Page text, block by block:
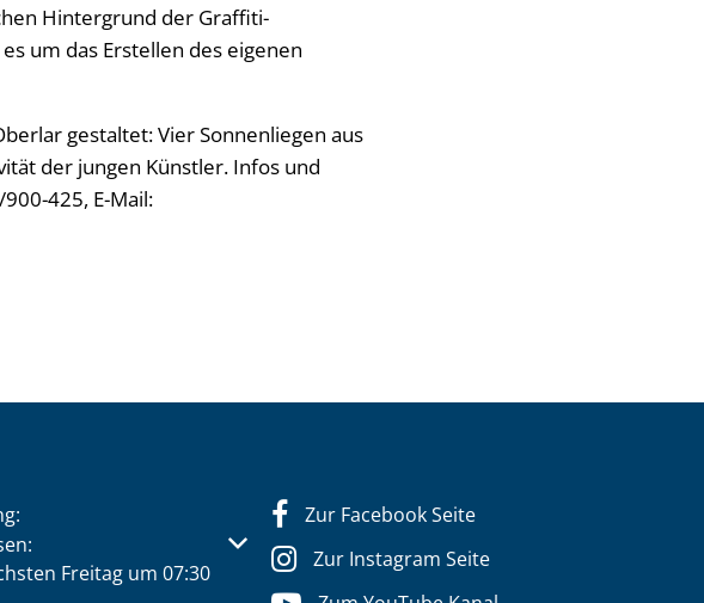
Hintergrund der Graffiti-
um das Erstellen des eigenen
gestaltet: Vier Sonnenliegen aus
der jungen Künstler. Infos und
425, E-Mail:
weitere Öffnungs- oder Schließzeiten auszublenden
Freitag um 07:30
Zur Facebook Seite
Zur Instagram Seite